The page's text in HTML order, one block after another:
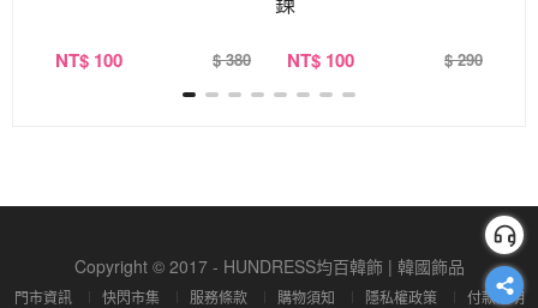
NT$ 100 $ 380 NT$ 100 $ 290
Copyright © 2017 - HUNDRESS均百韓飾 | 韓國飾品
門市資訊 快閃市集 服務條款 購物須知 隱私權政策 付款說明